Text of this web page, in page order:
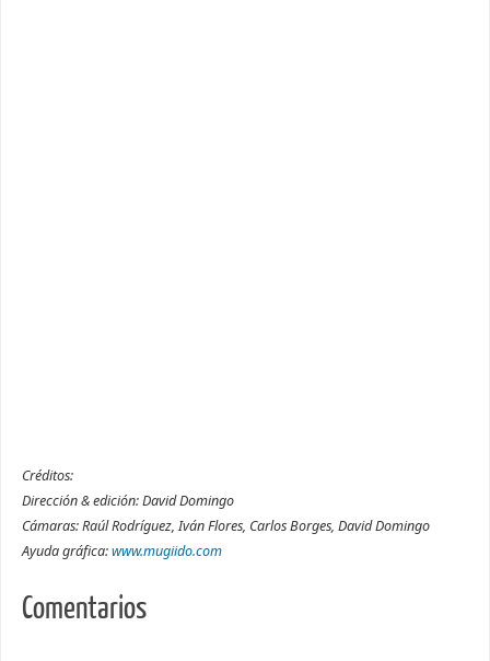
Créditos:
Dirección & edición: David Domingo
Cámaras: Raúl Rodríguez, Iván Flores, Carlos Borges, David Domingo
Ayuda gráfica:www.mugiido.com
Comentarios